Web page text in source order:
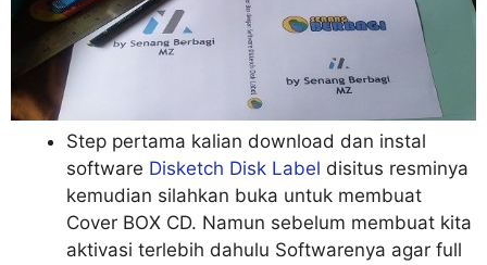
Step pertama kalian download dan instal
software Disketch Disk Label disitus resminya
kemudian silahkan buka untuk membuat
Cover BOX CD. Namun sebelum membuat kita
aktivasi terlebih dahulu Softwarenya agar full